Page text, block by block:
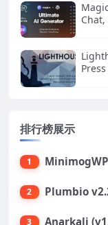
排行榜展示
1
2
3